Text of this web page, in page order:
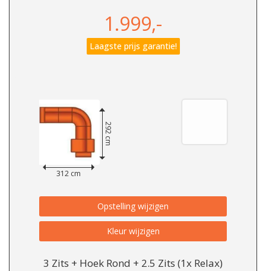
1.999,-
Laagste prijs garantie!
312 cm
292 cm
Opstelling wijzigen
Kleur wijzigen
3 Zits + Hoek Rond + 2.5 Zits (1x Relax)